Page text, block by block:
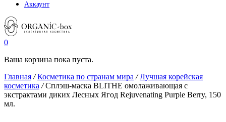
Аккаунт
0
Ваша корзина пока пуста.
Главная /Косметика по странам мира /Лучшая корейская
косметика /Сплэш-маска BLITHE омолаживающая с
экстрактами диких Лесных Ягод Rejuvenating Purple Berry, 150
мл.